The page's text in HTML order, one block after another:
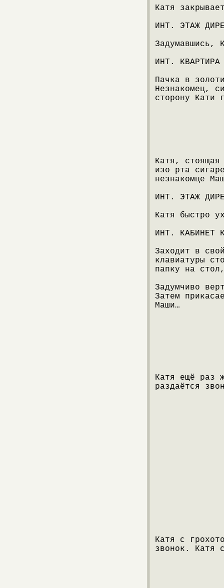
Катя
ИНТ. ЭТАЖ
Задумавшись,
ИНТ. КВАРТИРА
Пачка в
Незнакомец,
сторону Кати
Катя, стоящая
изо рта
незнакомце
ИНТ. ЭТАЖ
Катя быстро
ИНТ. КАБИНЕТ
Заходит в
клавиатуры
папку на
Задумчиво
Затем
Маши…
Катя ещё раз
раздаётся
Катя с
звонок. Катя